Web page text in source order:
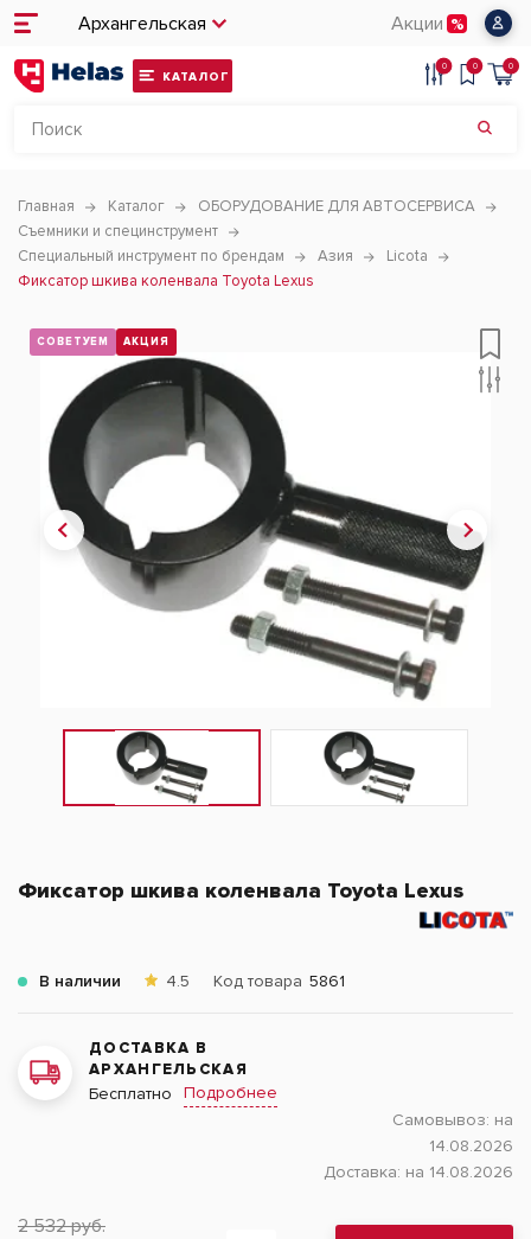
Архангельская Акции
КАТАЛОГ
0 0 0
Главная Каталог
ОБОРУДОВАНИЕ ДЛЯ АВТОСЕРВИСА
Съемники и специнструмент
Специальный инструмент по брендам
Азия
Licota
Фиксатор шкива коленвала Toyota Lexus
СОВЕТУЕМ АКЦИЯ
Фиксатор шкива коленвала Toyota Lexus
В наличии 4.5 Код товара 5861
ДОСТАВКА В
АРХАНГЕЛЬСКАЯ
Бесплатно
Подробнее
Самовывоз: на
14.08.2026
Доставка: на 14.08.2026
2 532 руб.